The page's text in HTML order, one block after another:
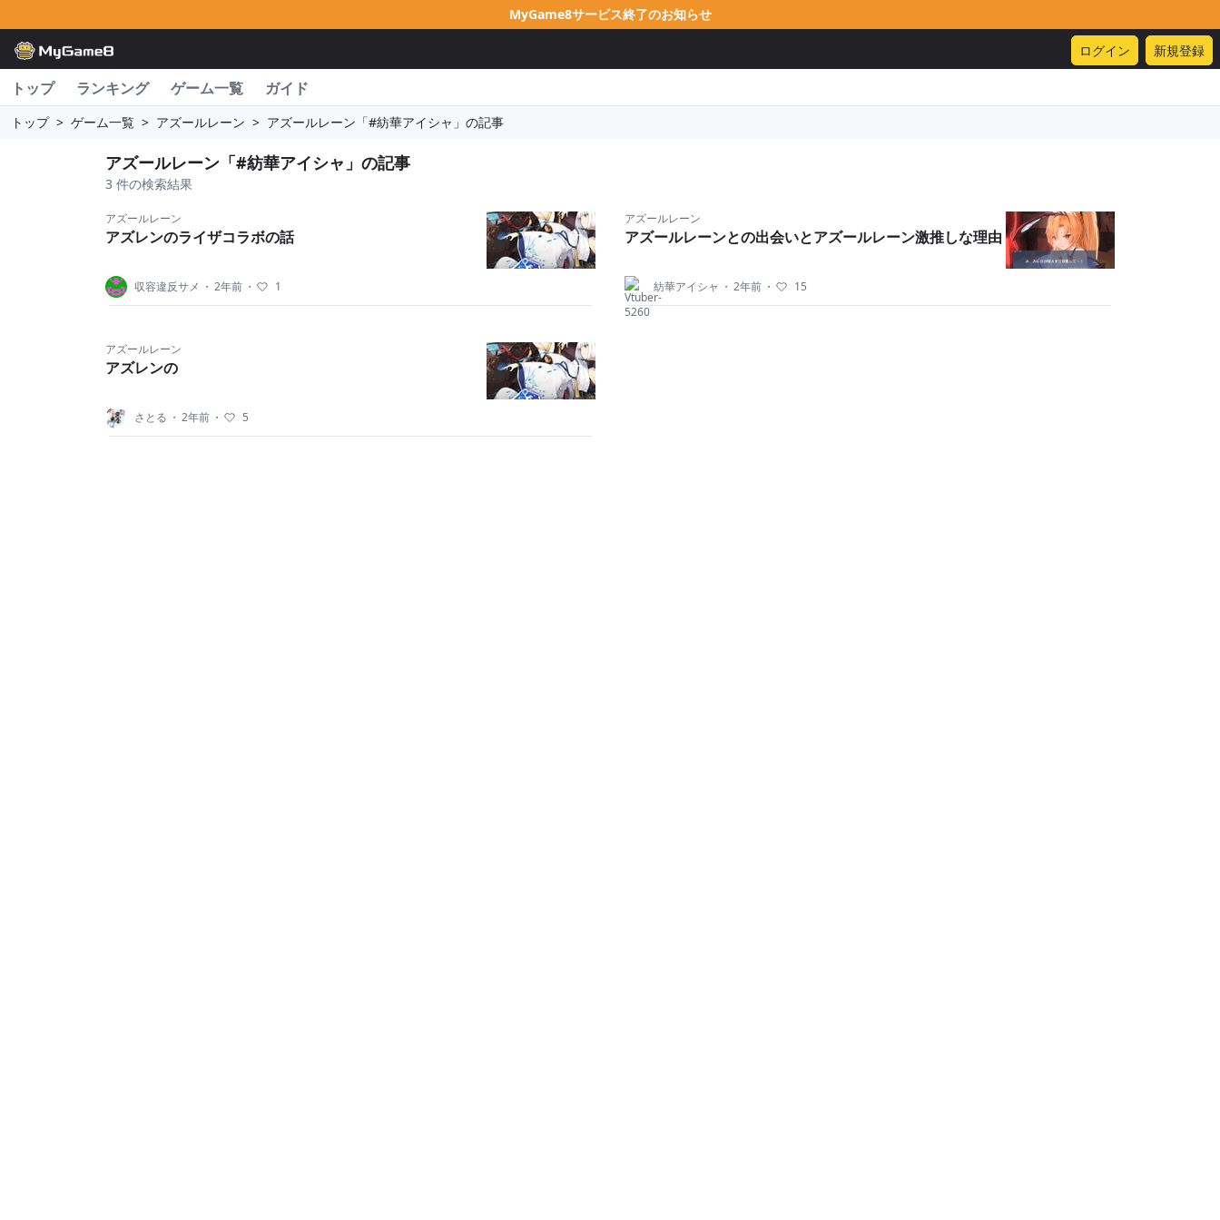
MyGame8サービス終了のお知らせ
ログイン 新規登録
トップ ランキング ゲーム一覧 ガイド
トップ > ゲーム一覧 > アズールレーン > アズールレーン「#紡華アイシャ」の記事
アズールレーン「#紡華アイシャ」の記事
3 件の検索結果
アズールレーン
アズレンのライザコラボの話
収容違反サメ ・ 2年前 ・ 1
アズールレーン
アズールレーンとの出会いとアズールレーン激推しな理由
紡華アイシャ ・ 2年前 ・ 15
アズールレーン
アズレンの
さとる ・ 2年前 ・ 5